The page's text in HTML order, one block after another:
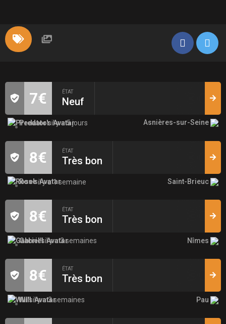
7€ ÉTAT
Neuf
Predatoril y a 5 jours Asnières-sur-Seine
8€ ÉTAT
Très bon
Roseil y a 1 semaine Saint-Brieuc
8€ ÉTAT
Très bon
Gabrielil y a 3 semaines Nîmes
8€ ÉTAT
Très bon
Willil y a 3 semaines Pau